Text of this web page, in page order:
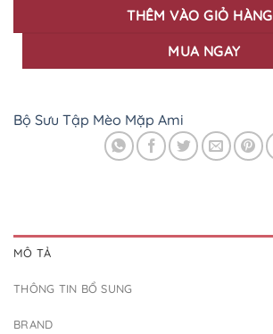
THÊM VÀO GIỎ HÀNG
MUA NGAY
Bộ Sưu Tập Mèo Mặp Ami
MÔ TẢ
THÔNG TIN BỔ SUNG
BRAND